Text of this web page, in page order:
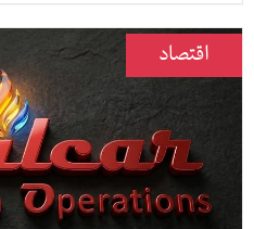
اقتصاد